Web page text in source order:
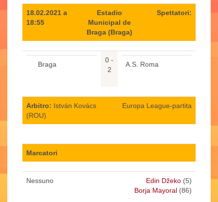
18.02.2021 a
18:55
Estadio
Municipal de
Braga (Braga)
Spettatori:
Braga
0 -
2
A.S. Roma
Arbitro: István Kovács
(ROU)
Europa League-partita
Marcatori
Nessuno Edin Džeko (5)
Borja Mayoral (86)